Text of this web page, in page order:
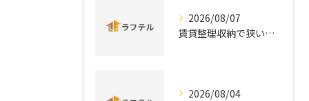
2026/08/07
賃貸整理収納で狭い部屋も片付く効率的な実践術と手軽アイデアまとめ
2026/08/04